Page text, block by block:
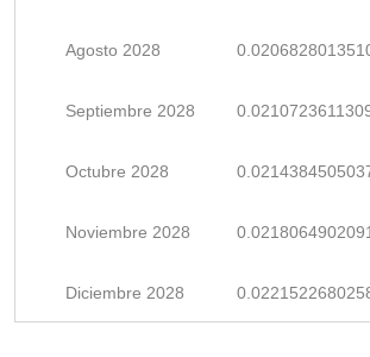
Agosto 2028
Septiembre 2028
Octubre 2028
Noviembre 2028
Diciembre 2028